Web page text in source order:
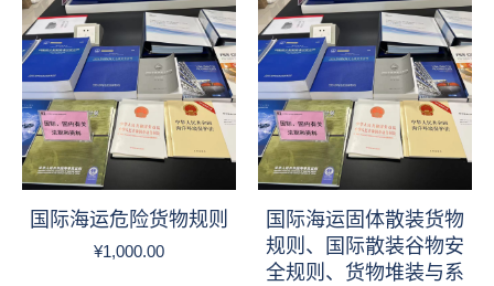
国际海运危险货物规则
¥1,000.00
国际海运固体散装货物
规则、国际散装谷物安
全规则、货物堆装与系